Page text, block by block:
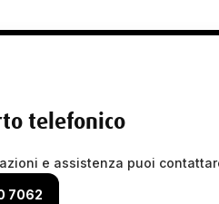
telefonico
e assistenza puoi
7062